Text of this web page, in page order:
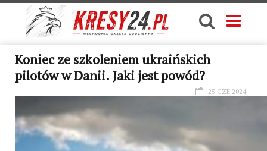
Koniec ze szkoleniem ukraińskich
pilotów w Danii. Jaki jest powód?
25 CZE 2024